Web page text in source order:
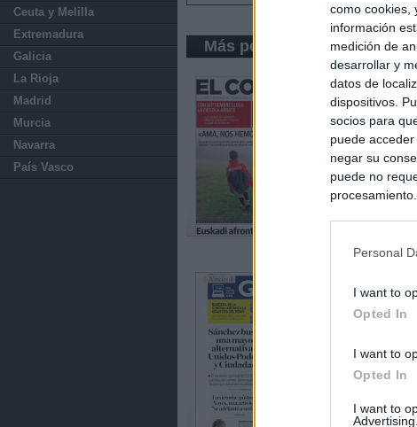
como cookies,
información
medición de
desarrollar y
datos de
dispositivos.
socios para
puede
negar su
puede no
Personal
I want to
Opted In
I want to
Opted In
I want to
Advertising.
Ceuta y Melilla
Extremadura
Galicia
La Rioja
Madrid
Murcia
Navarra
País Vasco
Más periódicos de País